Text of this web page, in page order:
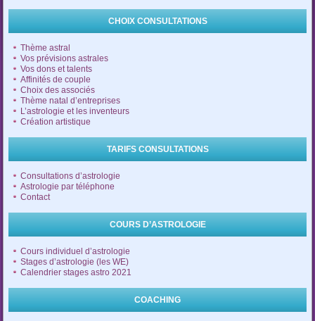
CHOIX CONSULTATIONS
Thème astral
Vos prévisions astrales
Vos dons et talents
Affinités de couple
Choix des associés
Thème natal d’entreprises
L’astrologie et les inventeurs
Création artistique
TARIFS CONSULTATIONS
Consultations d’astrologie
Astrologie par téléphone
Contact
COURS D’ASTROLOGIE
Cours individuel d’astrologie
Stages d’astrologie (les WE)
Calendrier stages astro 2021
COACHING